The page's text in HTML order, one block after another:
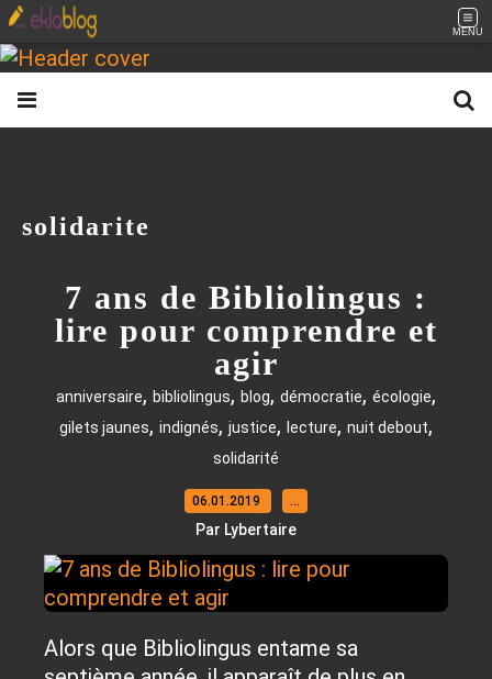
MENU
solidarite
7 ans de Bibliolingus :
lire pour comprendre et
agir
anniversaire, bibliolingus, blog, démocratie, écologie,
gilets jaunes, indignés, justice, lecture, nuit debout,
solidarité
06.01.2019 …
Par Lybertaire
Alors que Bibliolingus entame sa